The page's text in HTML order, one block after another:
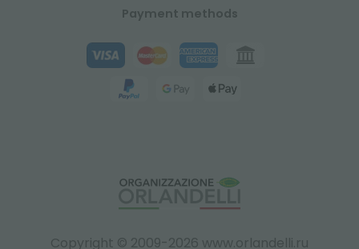
Copyright © 2009-2026 www.orlandelli.ru
Payment methods